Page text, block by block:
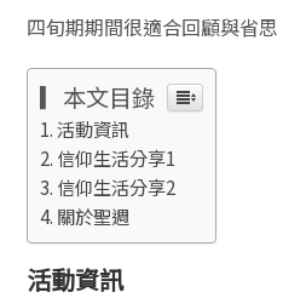
四旬期期間很適合回顧與省
▎本文目錄
活動資訊
信仰生活分享1
信仰生活分享2
關於聖週
活動資訊